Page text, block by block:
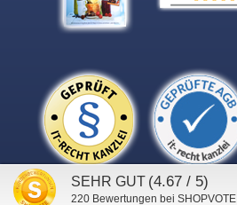
SEHR GUT (4.67 / 5)
220 Bewertungen bei SHOPVOTE